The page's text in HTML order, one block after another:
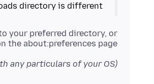
directory is different.
your preferred directory, or
about:preferences page?
(As a Windows person, I can't help with any particulars of your OS.)